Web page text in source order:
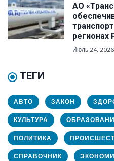
АО
регионах
Июль 24, 2026
ТЕГИ
АВТО ЗАКОН
КУЛЬТУРА
ПОЛИТИКА
СПРАВОЧНИК